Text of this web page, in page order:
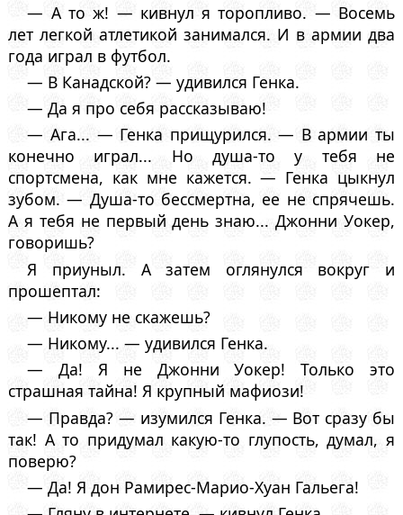
— А то ж! — кивнул я торопливо. — Восемь
лет легкой атлетикой занимался. И в армии два
года играл в футбол.
— В Канадской? — удивился Генка.
— Да я про себя рассказываю!
— Ага... — Генка прищурился. — В армии ты
конечно играл... Но душа-то у тебя не
спортсмена, как мне кажется. — Генка цыкнул
зубом. — Душа-то бессмертна, ее не спрячешь.
А я тебя не первый день знаю... Джонни Уокер,
говоришь?
Я приуныл. А затем оглянулся вокруг и
прошептал:
— Никому не скажешь?
— Никому... — удивился Генка.
— Да! Я не Джонни Уокер! Только это
страшная тайна! Я крупный мафиози!
— Правда? — изумился Генка. — Вот сразу бы
так! А то придумал какую-то глупость, думал, я
поверю?
— Да! Я дон Рамирес-Марио-Хуан Гальега!